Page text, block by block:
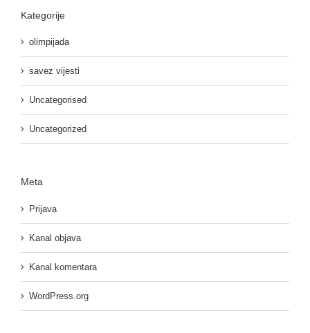
Kategorije
olimpijada
savez vijesti
Uncategorised
Uncategorized
Meta
Prijava
Kanal objava
Kanal komentara
WordPress.org